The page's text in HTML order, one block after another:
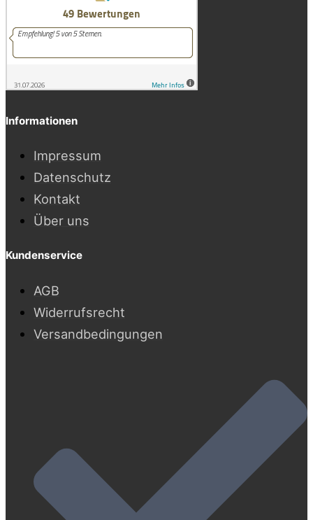
Informationen
Impressum
Datenschutz
Kontakt
Über uns
Kundenservice
AGB
Widerrufsrecht
Versandbedingungen